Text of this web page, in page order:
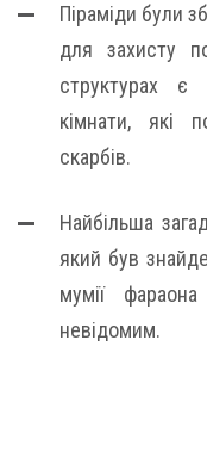
Піраміди були
для захисту
структурах є
кімнати, які
скарбів.
Найбільша
який був
мумії
невідомим.